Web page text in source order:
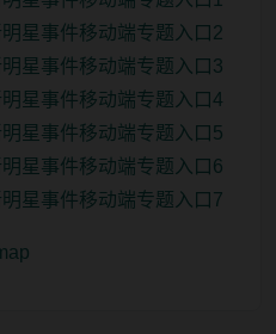
星事件移动端专题入口2
星事件移动端专题入口3
星事件移动端专题入口4
星事件移动端专题入口5
星事件移动端专题入口6
星事件移动端专题入口7